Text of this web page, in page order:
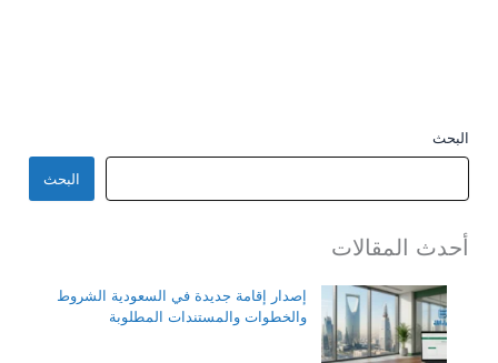
البحث
البحث
أحدث المقالات
إصدار إقامة جديدة في السعودية الشروط
والخطوات والمستندات المطلوبة